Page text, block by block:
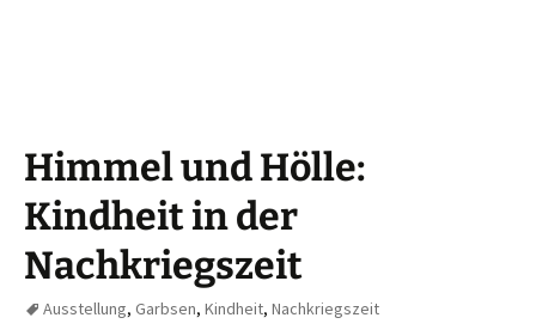
Himmel und Hölle:
Kindheit in der
Nachkriegszeit
Ausstellung, Garbsen, Kindheit, Nachkriegszeit